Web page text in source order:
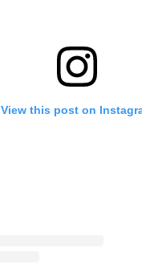
View this post on